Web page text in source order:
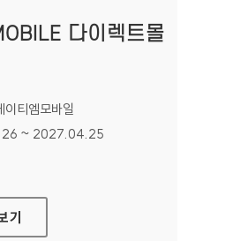
다이렉트몰
이티엠모바일
~ 2027.04.25
다이렉트몰
기